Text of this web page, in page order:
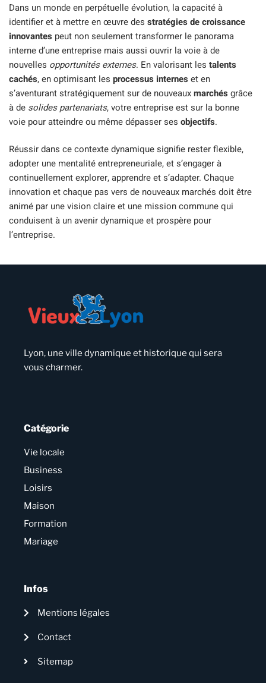
Dans un monde en perpétuelle évolution, la capacité à
identifier et à mettre en œuvre des stratégies de croissance
innovantes peut non seulement transformer le panorama
interne d’une entreprise mais aussi ouvrir la voie à de
nouvelles opportunités externes. En valorisant les talents
cachés, en optimisant les processus interneset en
s’aventurant stratégiquement sur de nouveauxmarchésgrâce
à de solides partenariats, votre entreprise est sur la bonne
voie pour atteindre ou même dépasser ses objectifs.
Réussir dans ce contexte dynamique signifie rester flexible,
adopter une mentalité entrepreneuriale, et s’engager à
continuellement explorer, apprendre et s’adapter. Chaque
innovation et chaque pas vers de nouveaux marchés doit être
animé par une vision claire et une mission commune qui
conduisent à un avenir dynamique et prospère pour
l’entreprise.
Lyon, une ville dynamique et historique qui sera
vous charmer.
Catégorie
Vie locale
Business
Loisirs
Maison
Formation
Mariage
Infos
Mentions légales
Contact
Sitemap